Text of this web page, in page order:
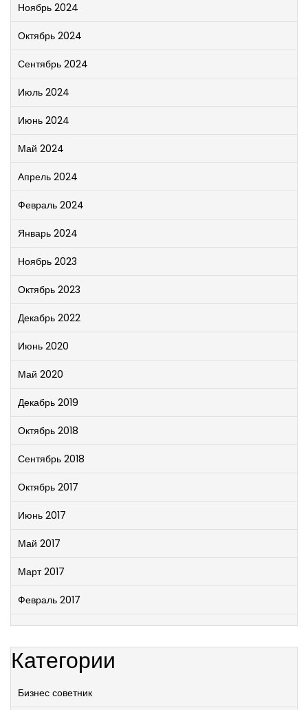
Ноябрь 2024
Октябрь 2024
Сентябрь 2024
Июль 2024
Июнь 2024
Май 2024
Апрель 2024
Февраль 2024
Январь 2024
Ноябрь 2023
Октябрь 2023
Декабрь 2022
Июнь 2020
Май 2020
Декабрь 2019
Октябрь 2018
Сентябрь 2018
Октябрь 2017
Июнь 2017
Май 2017
Март 2017
Февраль 2017
Категории
Бизнес советник